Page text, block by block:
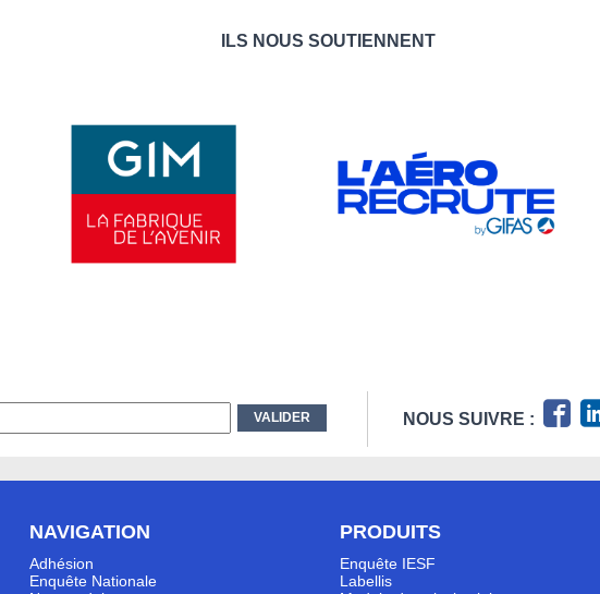
ILS NOUS SOUTIENNENT
NOUS SUIVRE :
NAVIGATION
Adhésion
Enquête Nationale
PRODUITS
Enquête IESF
Labellis